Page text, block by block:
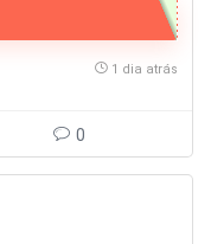
1 dia atrás
0